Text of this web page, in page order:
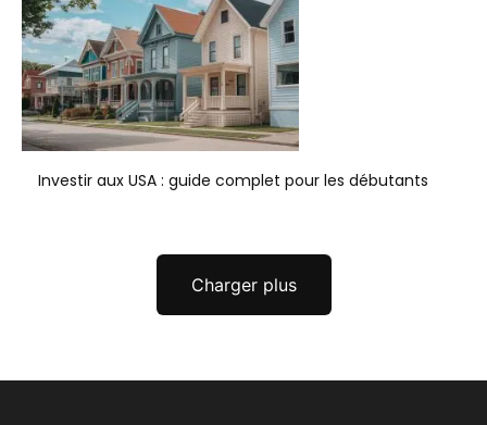
Investir aux USA : guide complet pour les débutants
Charger plus